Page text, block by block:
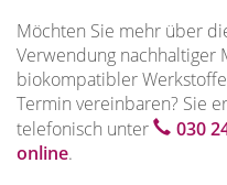
Möchten Sie mehr über
Verwendung nachhaltiger
biokompatibler
Termin vereinbaren? Sie
telefonisch unter
030
online.